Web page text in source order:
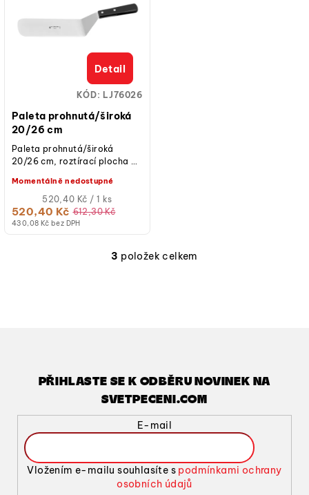
Paleta prohnutá/široká
20/26 cm
430,08 Kč bez DPH
520,40 Kč 612,30 Kč
Měrná
cena:
520,40 Kč / 1 ks
Momentálně nedostupné
Detail
Paleta prohnutá/široká
20/26 cm, roztírací plocha 20
čepele 75 mm, ergonomická
plastová...
KÓD:LJ76026
O
í
p
r
v
k
v
ý
3 položek celkem
PŘIHLASTE SE K ODBĚRU NOVINEK NA
SVETPECENI.COM
E-mail
Vložením e-mailu souhlasíte s podmínkami ochrany
osobních údajů